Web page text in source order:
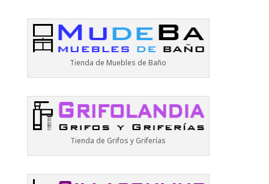
Tienda de Muebles de Baño
Tienda de Grifos y Griferías